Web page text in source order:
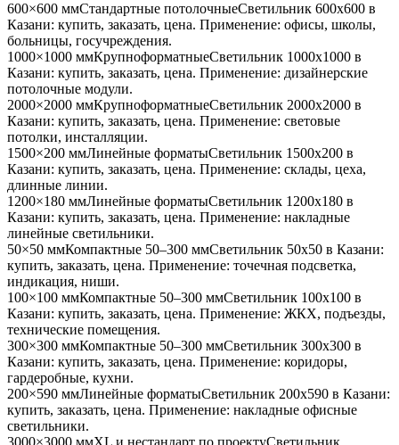
600×600 ммСтандартные потолочныеСветильник 600x600 в
Казани: купить, заказать, цена. Применение: офисы, школы,
больницы, госучреждения.
1000×1000 ммКрупноформатныеСветильник 1000x1000 в
Казани: купить, заказать, цена. Применение: дизайнерские
потолочные модули.
2000×2000 ммКрупноформатныеСветильник 2000x2000 в
Казани: купить, заказать, цена. Применение: световые
потолки, инсталляции.
1500×200 ммЛинейные форматыСветильник 1500x200 в
Казани: купить, заказать, цена. Применение: склады, цеха,
длинные линии.
1200×180 ммЛинейные форматыСветильник 1200x180 в
Казани: купить, заказать, цена. Применение: накладные
линейные светильники.
50×50 ммКомпактные 50–300 ммСветильник 50x50 в Казани:
купить, заказать, цена. Применение: точечная подсветка,
индикация, ниши.
100×100 ммКомпактные 50–300 ммСветильник 100x100 в
Казани: купить, заказать, цена. Применение: ЖКХ, подъезды,
технические помещения.
300×300 ммКомпактные 50–300 ммСветильник 300x300 в
Казани: купить, заказать, цена. Применение: коридоры,
гардеробные, кухни.
200×590 ммЛинейные форматыСветильник 200x590 в Казани:
купить, заказать, цена. Применение: накладные офисные
светильники.
3000×3000 ммXL и нестандарт по проектуСветильник